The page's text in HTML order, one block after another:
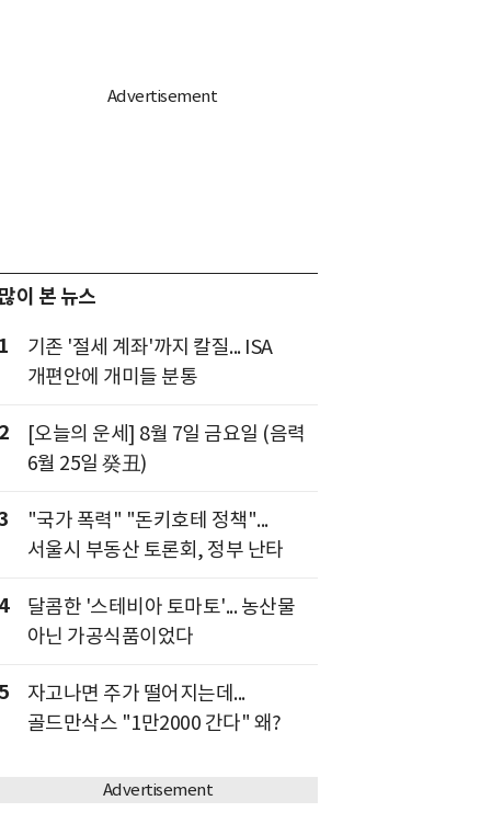
많이 본 뉴스
1
기존 '절세 계좌'까지 칼질... ISA
개편안에 개미들 분통
2
[오늘의 운세] 8월 7일 금요일 (음력
6월 25일 癸丑)
"국가 폭력" "돈키호테 정책"...
서울시 부동산 토론회, 정부 난타
4
달콤한 '스테비아 토마토'... 농산물
아닌 가공식품이었다
5
자고나면 주가 떨어지는데...
골드만삭스 "1만2000 간다" 왜?